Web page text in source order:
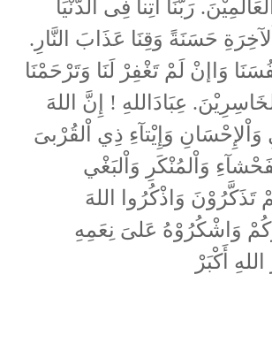
رَبَّنَا آتِناَ فِى الدُّنْيَا
حَسَنَةً وَقِنَا عَذَابَ النَّارِ.
وَاإنْ لَمْ تَغْفِرْ لَنَا وَتَرْحَمْنَا
عِبَادَاللهِ ! إِنَّ اللهَ
وَاْلإِحْسَانِ وَإِيْتآءِ ذِي اْلقُرْبىَ
وَاْلمُنْكَرِ وَاْلبَغْي
وَاذْكُرُوا اللهَ
وَاشْكُرُوْهُ عَلىَ نِعَمِهِ
أَكْبَرْ